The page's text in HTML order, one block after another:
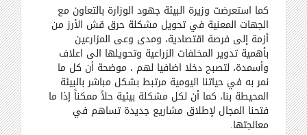
كما استعرضت وزيرة البيئة جهود الوزارة بالتعاون مع
الجهات المعنية في تحويل مشكلة حرق قش الأرز من
أزمة إلى فرصة اقتصادية، ومدى وعى المزارعين
بأهمية تدوير المخلفات الزراعية وتحويلها الى اعلاف
وأسمدة، لتصبح دخلا اضافيا لهم ، موضحة أن كل ما
نمر به في حياتنا اليومية مرتبط بشكل مباشر بالبيئة
المحيطة بنا، كما أن لكل مشكلة بيئية حلاً ممكناً إذا ما
فتحنا المجال لإطلاق مشاريع جديدة تساهم في
معالجتها.